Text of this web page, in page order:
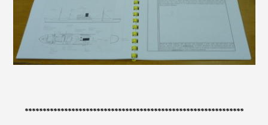
*************************************************************